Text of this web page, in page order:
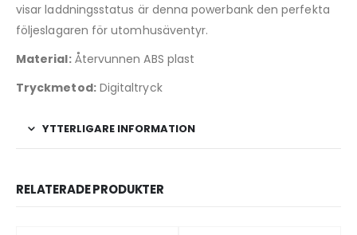
visar laddningsstatus är denna powerbank den perfekta
följeslagaren för utomhusäventyr.
Material:Återvunnen ABS plast
Tryckmetod:Digitaltryck
YTTERLIGARE INFORMATION
RELATERADE PRODUKTER